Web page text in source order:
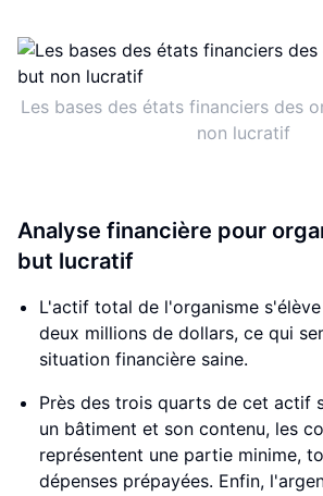
Les bases des états financiers des
non lucratif
Analyse financière pour
but lucratif
L'actif total de l'organisme
deux millions de dollars, ce qui
situation financière saine.
Près des trois quarts de cet actif
un bâtiment et son contenu, les
représentent une partie minime,
dépenses prépayées. Enfin,